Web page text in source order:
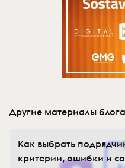
Другие материалы блога
Как выбрать
критерии, ошибки и